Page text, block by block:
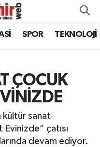
SPOR TEKNOLOJİ
ÇOCUK
kültür sanat
çatısı
devam ediyor.
Fikstür